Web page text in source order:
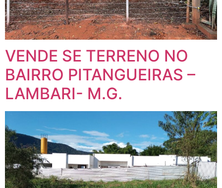
VENDE SE TERRENO NO
BAIRRO PITANGUEIRAS –
LAMBARI- M.G.